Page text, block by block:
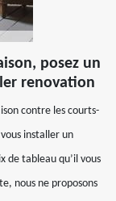
posez un
renovation
contre les courts-
installer un
de tableau qu’il vous
nous ne proposons